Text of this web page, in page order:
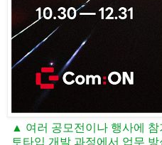
▲ 여러 공모전이나 행사에
토타입 개발 과정에서 업무